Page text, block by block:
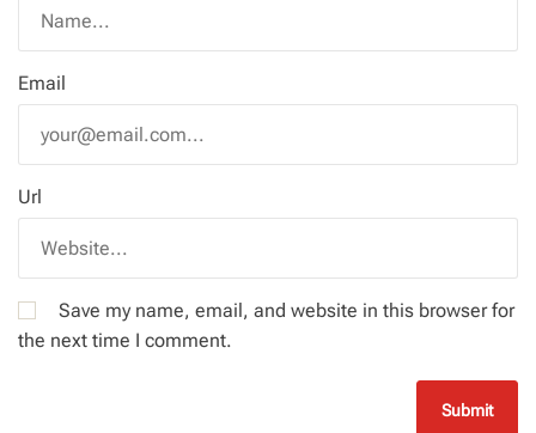
Email
Url
Save my name, email, and website in this browser for
the next time I comment.